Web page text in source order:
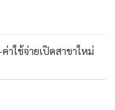
ล่าวเมื่อเดือนธันวาคม
นั้น บริษัทรับรู้ส่วนแบ่ง
าท ในไตรมาส 3/2566
นงานที่ดีขึ้นของ AIS
หมดในสัดส่วน 33.33%
ฑะเลย์-มะกวย"
าใช้จ่ายเปิดสาขาใหม่